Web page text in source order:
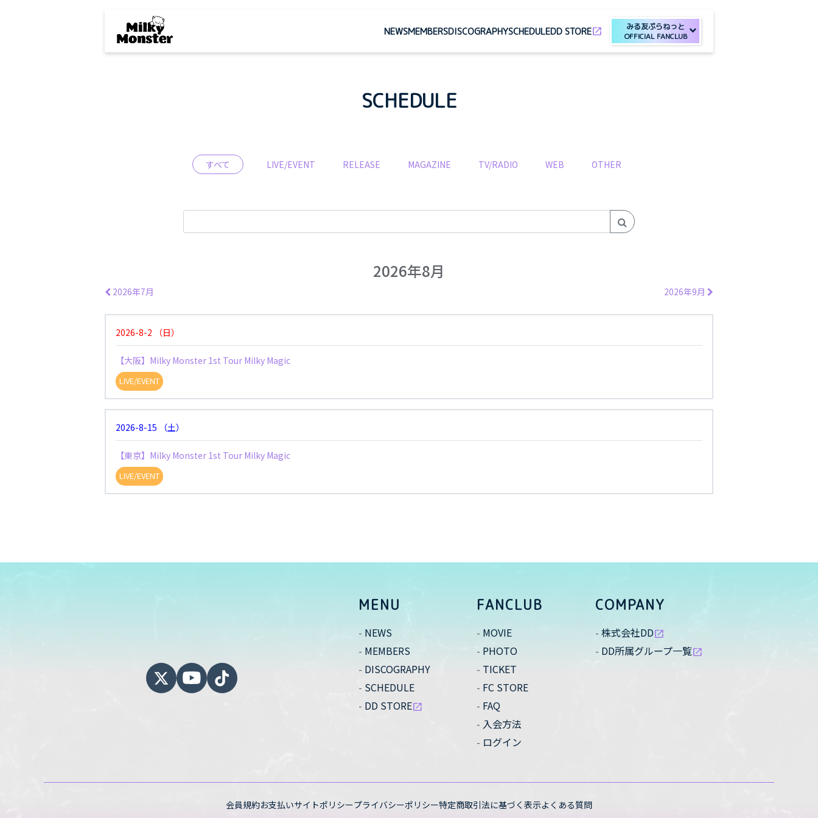
NEWSMEMBERSDISCOGRAPHYSCHEDULEDD STOREopen_in_new
みる友ぷらねっと
OFFICIAL FANCLUB
SCHEDULE
すべて LIVE/EVENT RELEASE MAGAZINE TV/RADIO WEB OTHER
2026年8月
2026年7月 2026年9月
2026-8-2 （日）
【大阪】Milky Monster 1st Tour Milky Magic
LIVE/EVENT
2026-8-15 （土）
【東京】Milky Monster 1st Tour Milky Magic
LIVE/EVENT
MENU
NEWS
MEMBERS
DISCOGRAPHY
SCHEDULE
DD STOREopen_in_new
FANCLUB
MOVIE
PHOTO
TICKET
FC STORE
FAQ
入会方法
ログイン
COMPANY
株式会社DDopen_in_new
DD所属グループ一覧open_in_new
会員規約お支払いサイトポリシープライバシーポリシー特定商取引法に基づく表示よくある質問